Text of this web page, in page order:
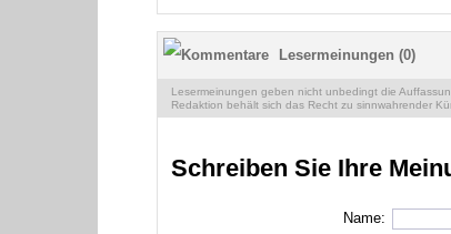
Lesermeinungen (0)
Lesermeinungen geben nicht unbedingt die
Redaktion behält sich das Recht zu sinnwahrender
Schreiben Sie Ihre
Name: